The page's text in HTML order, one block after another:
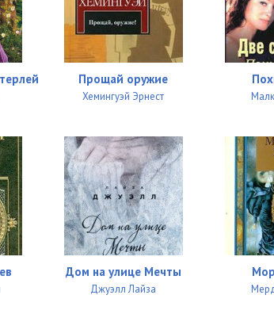
Прощай оружие
Хемингуэй Эрнест
Дом на улице Мечты
Джуэлл Лайза